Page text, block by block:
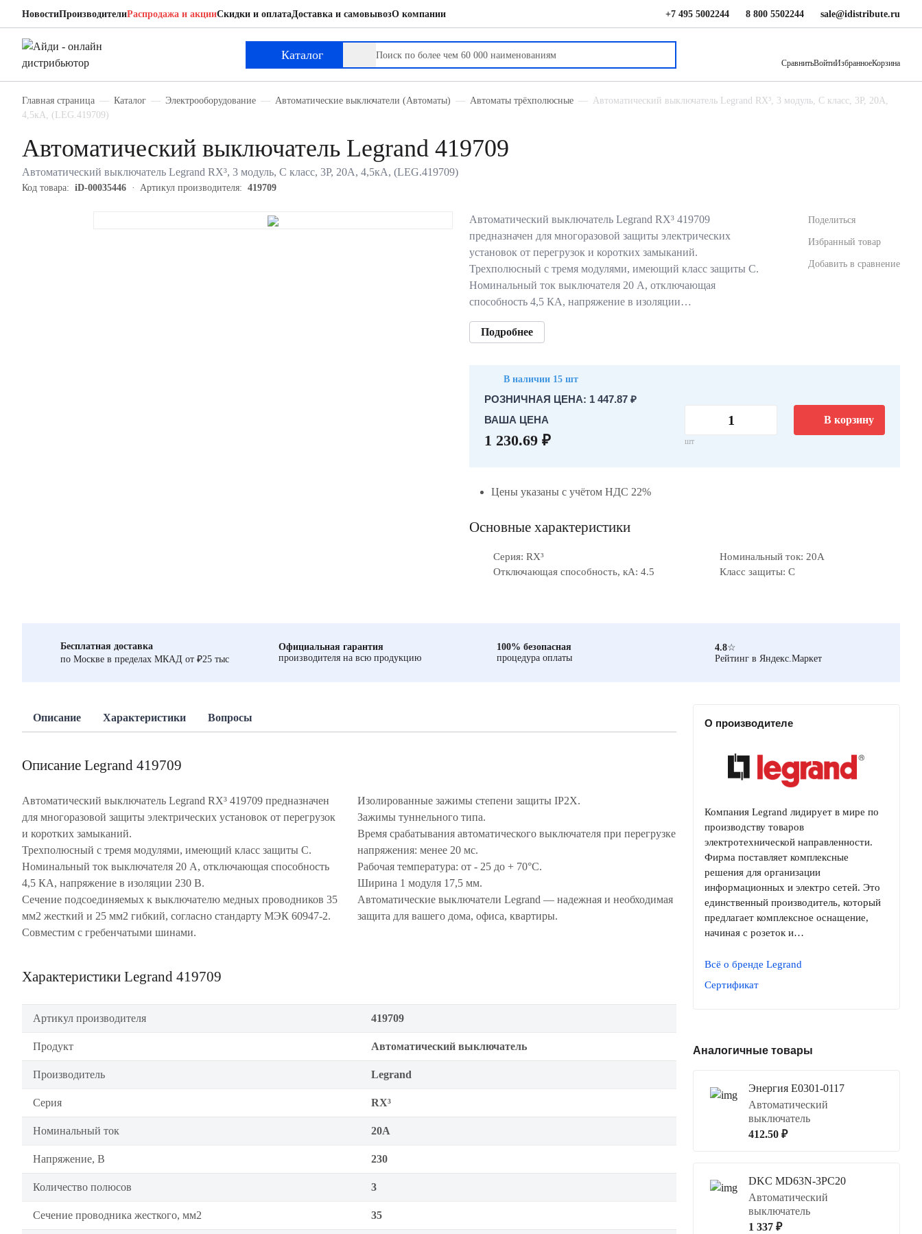
НовостиПроизводителиРаспродажа и акцииСкидки и оплатаДоставка и самовывозО компании +7 495 5002244 8 800 5502244 sale@idistribute.ru
Каталог
СравнитьВойтиИзбранноеКорзина
Главная страница Каталог Электрооборудование Автоматические выключатели (Автоматы) Автоматы трёхполюсные
Автоматический выключатель Legrand RX³, 3 модуль, C класс, 3P, 20А,
4,5кА, (LEG.419709)
Автоматический выключатель Legrand 419709
Автоматический выключатель Legrand RX³, 3 модуль, C класс, 3P, 20А, 4,5кА, (LEG.419709)
Код товара: iD-00035446 Артикул производителя: 419709
Автоматический выключатель Legrand RX³ 419709
предназначен для многоразовой защиты электрических
установок от перегрузок и коротких замыканий.
Трехполюсный с тремя модулями, имеющий класс защиты С.
Номинальный ток выключателя 20 А, отключающая
способность 4,5 КА, напряжение в изоляции…
Подробнее
Поделиться
Избранный товар
Добавить в сравнение
В наличии 15 шт
РОЗНИЧНАЯ ЦЕНА: 1 447.87 ₽
ВАША ЦЕНА
1 230.69 ₽ шт
В корзину
Цены указаны с учётом НДС 22%
Основные характеристики
Серия: RX³
Номинальный ток: 20А
Отключающая способность, кА: 4.5
Класс защиты: C
Бесплатная доставка
по Москве в пределах МКАД от ₽25 тыс
Официальная гарантия
производителя на всю продукцию
100% безопасная
процедура оплаты
4.8☆
Рейтинг в Яндекс.Маркет
Описание Характеристики Вопросы
Описание Legrand 419709
Автоматический выключатель Legrand RX³ 419709 предназначен
для многоразовой защиты электрических установок от перегрузок
и коротких замыканий.
Трехполюсный с тремя модулями, имеющий класс защиты С.
Номинальный ток выключателя 20 А, отключающая способность
4,5 КА, напряжение в изоляции 230 В.
Сечение подсоединяемых к выключателю медных проводников 35
мм2 жесткий и 25 мм2 гибкий, согласно стандарту МЭК 60947-2.
Совместим с гребенчатыми шинами.
Изолированные зажимы степени защиты IP2X.
Зажимы туннельного типа.
Время срабатывания автоматического выключателя при перегрузке
напряжения: менее 20 мс.
Рабочая температура: от - 25 до + 70°С.
Ширина 1 модуля 17,5 мм.
Автоматические выключатели Legrand — надежная и необходимая
защита для вашего дома, офиса, квартиры.
Характеристики Legrand 419709
Артикул производителя 419709
Продукт Автоматический выключатель
Производитель Legrand
Серия RX³
Номинальный ток 20А
Напряжение, В 230
Количество полюсов 3
Сечение проводника жесткого, мм2 35
О производителе
Компания Legrand лидирует в мире по
производству товаров
электротехнической направленности.
Фирма поставляет комплексные
решения для организации
информационных и электро сетей. Это
единственный производитель, который
предлагает комплексное оснащение,
начиная с розеток и…
Всё о бренде Legrand
Сертификат
Аналогичные товары
Энергия Е0301-0117
Автоматический
выключатель
412.50 ₽
DKC MD63N-3PC20
Автоматический
выключатель
1 337 ₽
Legrand 419709
Автоматический выключатель